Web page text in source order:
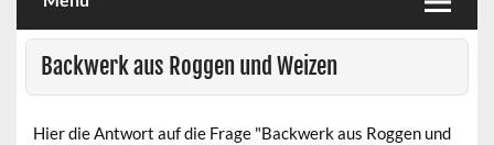
Backwerk aus Roggen und Weizen
Hier die Antwort auf die Frage "Backwerk aus Roggen und